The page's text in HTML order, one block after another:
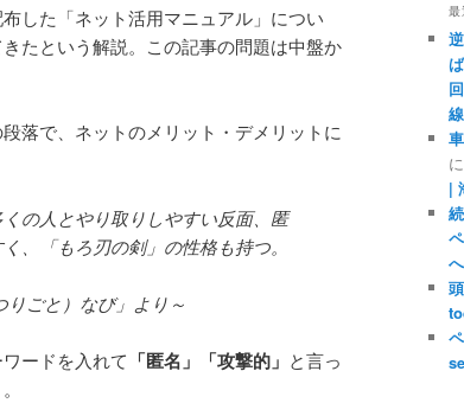
した「ネット活用マニュアル」につい
たという解説。この記事の問題は中盤か
落で、ネットのメリット・デメリットに
の人とやり取りしやすい反面、匿
、「もろ刃の剣」の性格も持つ。
りごと）なび」より～
ードを入れて 「匿名」「攻撃的」 と言っ
最
線
に
|